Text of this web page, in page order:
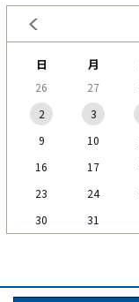
日 月
26 27
2
3
9
10
16
17
23
24
30
31